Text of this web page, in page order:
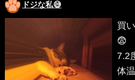
ドジな私😅
買
😨
7.2
体